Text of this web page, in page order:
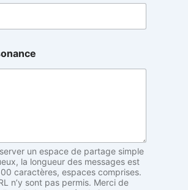
un espace de partage simple
la longueur des messages est
caractères, espaces comprises.
n’y sont pas permis. Merci de